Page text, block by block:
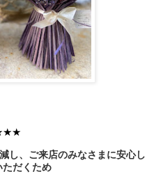
し、ご来店のみなさまに安心し
だくため